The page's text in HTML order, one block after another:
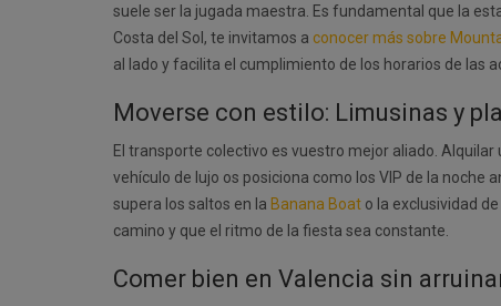
suele ser la jugada maestra. Es fundamental que la
Costa del Sol, te invitamos a conocer más sobre
al lado y facilita el cumplimiento de los horarios de las
Moverse con estilo: Limusinas y
El transporte colectivo es vuestro mejor aliado.
vehículo de lujo os posiciona como los VIP de la
supera los saltos en la Banana Boat o la exclusividad
camino y que el ritmo de la fiesta sea constante.
Comer bien en Valencia sin